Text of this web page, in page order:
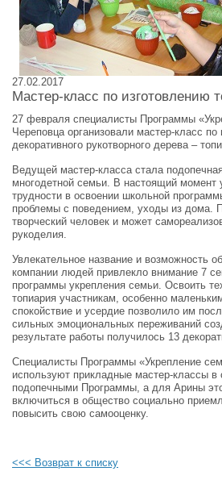
27.02.2017
Мастер-класс по изготовлению
27 февраля специалисты Программы
Череповца организовали мастер-класс по
декоративного рукотворного дерева –
Ведущей мастер-класса стала
многодетной семьи. В настоящий момент
трудности в освоении школьной
проблемы с поведением, уходы из дома.
творческий человек и может
рукоделия.
Увлекательное название и возможность
компании людей привлекло внимание 7
программы укрепления семьи. Освоить
топиария участникам, особенно
спокойствие и усердие позволило им
сильных эмоциональных переживаний
результате работы получилось 13
Специалисты Программы «Укрепление
используют прикладные мастер-классы в
подопечными Программы, а для Арины
включиться в общество социально
повысить свою самооценку.
<<< Возврат к списку